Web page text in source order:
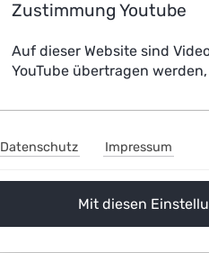
Zustimmung Youtube
Auf dieser Website sind
YouTube übertragen
Datenschutz Impressum
Mit diesen